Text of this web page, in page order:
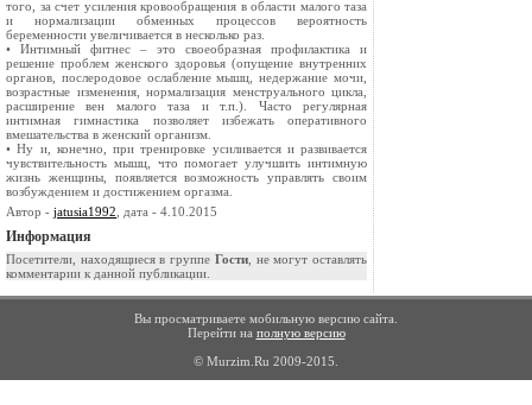
того, за счет усиления кровообращения в области малого таза
и нормализации обменных процессов вероятность
беременности увеличивается в несколько раз.
• Интимный фитнес – это своеобразная профилактика и
решение проблем женского здоровья (опущение внутренних
органов, послеродовое ослабление мышц, недержание мочи,
возрастные изменения, нормализация менструального цикла,
расширение вен малого таза и т.п.). Часто регулярная
интимная гимнастика позволяет избежать оперативного
вмешательства в женский организм.
• Ну и, конечно, при тренировке усиливается и развивается
чувствительность мышц, что помогает улучшить интимную
жизнь женщины, появляется возможность управлять своим
возбуждением и достижением оргазма.
Автор - jatusia1992 , дата - 4.10.2015
Информация
Посетители, находящиеся в группе Гости, не могут оставлять
комментарии к данной публикации.
Вы просматриваете мобильную версию сайта.
Перейти на полную версию
© Murzim.Ru 2009-2015.